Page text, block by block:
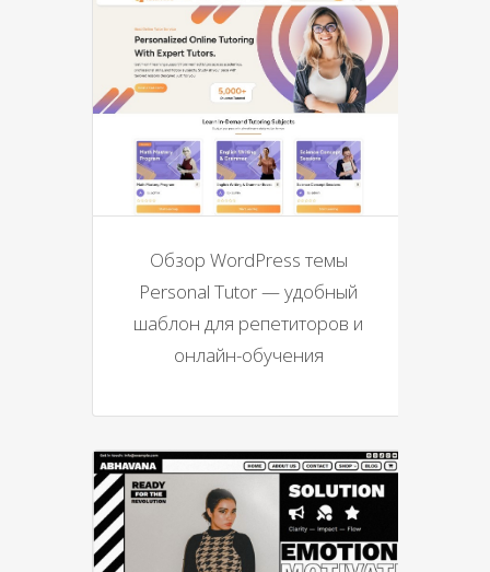
Обзор WordPress темы
Personal Tutor — удобный
шаблон для репетиторов и
онлайн-обучения